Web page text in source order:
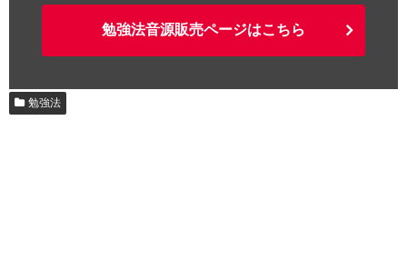
勉強法音源販売ページはこちら
勉強法